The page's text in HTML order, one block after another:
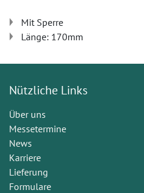
Mit Sperre
Länge: 170mm
Nützliche Links
Über uns
Messetermine
News
Karriere
Lieferung
Formulare